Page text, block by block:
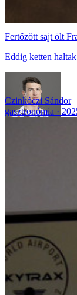
Fertőzött sajt ölt
Eddig ketten
Czinkóczi Sándor
gasztronómia